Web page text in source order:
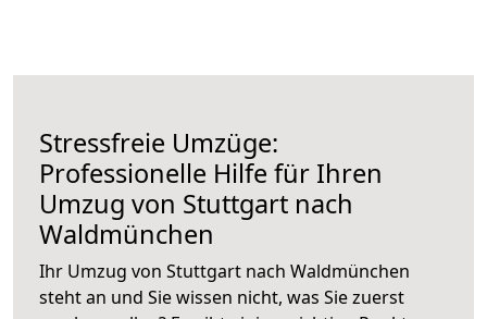
Stressfreie Umzüge:
Professionelle Hilfe für Ihren
Umzug von Stuttgart nach
Waldmünchen
Ihr Umzug von Stuttgart nach Waldmünchen
steht an und Sie wissen nicht, was Sie zuerst